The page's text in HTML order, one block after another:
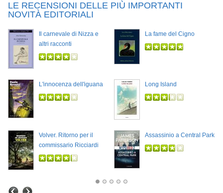
LE RECENSIONI DELLE PIÙ IMPORTANTI
NOVITÀ EDITORIALI
Il carnevale di Nizza e
altri racconti
La fame del Cigno
L'innocenza dell'iguana Long Island
Volver. Ritorno per il
commissario Ricciardi
Assassinio a Central Park